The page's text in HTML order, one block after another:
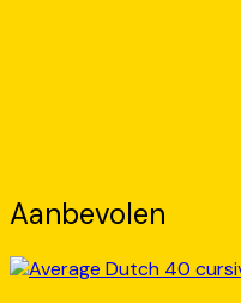
Aanbevolen